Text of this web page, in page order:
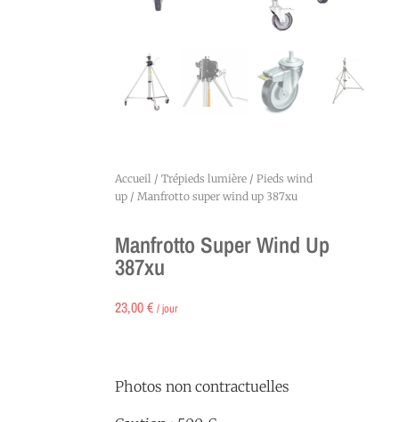
Accueil / Trépieds lumière / Pieds wind
up / Manfrotto super wind up 387xu
Manfrotto Super Wind Up
387xu
23,00€ / jour
Photos non contractuelles